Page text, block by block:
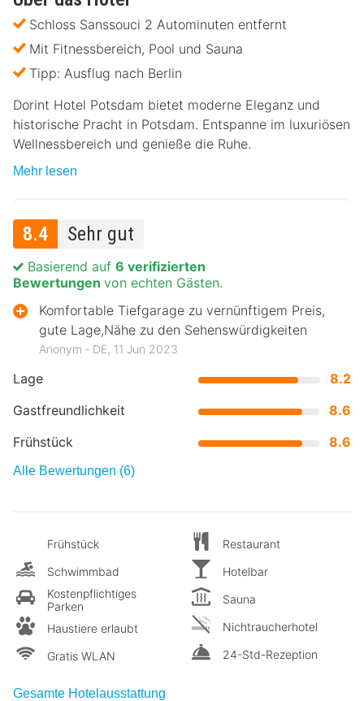
Schloss Sanssouci 2 Autominuten entfernt
Mit Fitnessbereich, Pool und Sauna
Tipp: Ausflug nach Berlin
Dorint Hotel Potsdam bietet moderne Eleganz und
historische Pracht in Potsdam. Entspanne im luxuriösen
Wellnessbereich und genieße die Ruhe.
Mehr lesen
8.4 Sehr gut
Lage
8.2
Gastfreundlichkeit
8.6
Frühstück
8.6
Basierend auf 6 verifizierten
Bewertungen von echten Gästen.
Komfortable Tiefgarage zu vernünftigem Preis,
gute Lage,Nähe zu den Sehenswürdigkeiten
Anonym ‐ DE, 11 Jun 2023
Alle Bewertungen (6)
Frühstück
Schwimmbad
Kostenpflichtiges
Parken
Haustiere erlaubt
Gratis WLAN
Restaurant
Hotelbar
Sauna
Nichtraucherhotel
24-Std-Rezeption
Gesamte Hotelausstattung